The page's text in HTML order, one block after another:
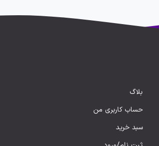
بلاگ
حساب کاربری من
سبد خرید